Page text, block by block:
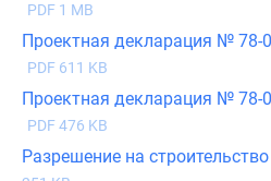
PDF 1 MB
Проектная декларация № 78-
PDF 611 KB
Проектная декларация № 78-
PDF 476 KB
Разрешение на